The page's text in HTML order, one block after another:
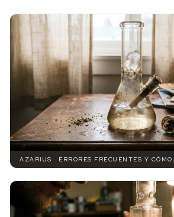
AZARIUS · ERRORES FRECUENTES Y